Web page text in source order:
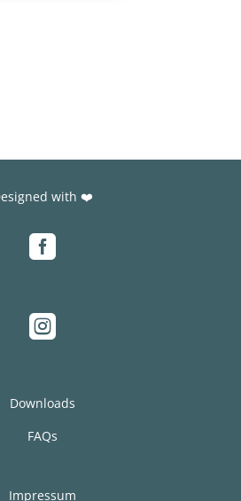
with ❤️


Downloads
FAQs
Impressum